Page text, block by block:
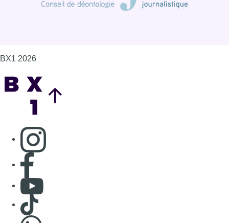
BX1 2026
Consulter page Instagram
Consulter page Facebook
Consulter Youtube
Consulter TikTok